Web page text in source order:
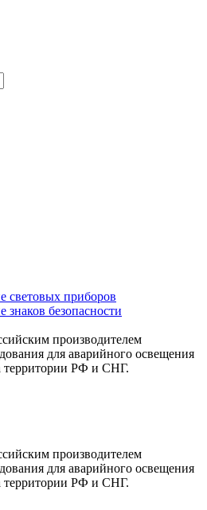
световых приборов
знаков безопасности
производителем
для аварийного освещения
территории РФ и СНГ.
производителем
для аварийного освещения
территории РФ и СНГ.